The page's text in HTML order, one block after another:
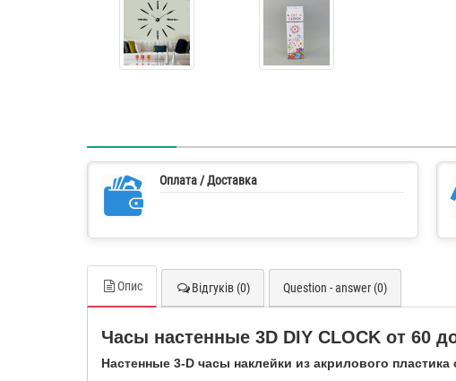
Оплата / Доставка
Опис Відгуків (0) Question - answer (0)
Часы настенные 3D DIY CLOCK от 60
Настенные 3-D часы наклейки из акрилового